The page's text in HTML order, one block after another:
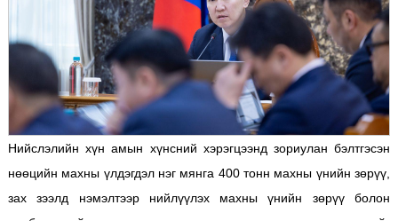
Нийслэлийн хүн амын хүнсний хэрэгцээнд зориулан бэлтгэсэн
нөөцийн махны үлдэгдэл нэг мянга 400 тонн махны үнийн зөрүү,
зах зээлд нэмэлтээр нийлүүлэх махны үнийн зөрүү болон